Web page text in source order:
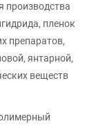
производства
пленок
препаратов,
янтарной,
веществ